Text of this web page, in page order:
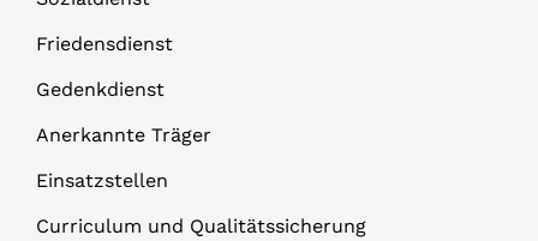
Friedensdienst
Gedenkdienst
Anerkannte Träger
Einsatzstellen
Curriculum und Qualitätssicherung